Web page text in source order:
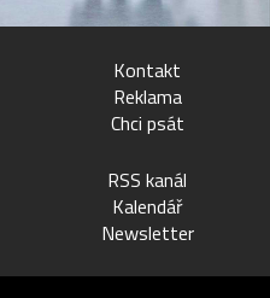
Kontakt
Reklama
Chci psát
RSS kanál
Kalendář
Newsletter